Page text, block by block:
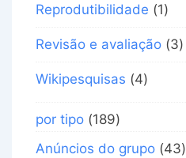
Reprodutibilidade (1)
Revisão e avaliação (3)
Wikipesquisas (4)
por tipo (189)
Anúncios do grupo (43)